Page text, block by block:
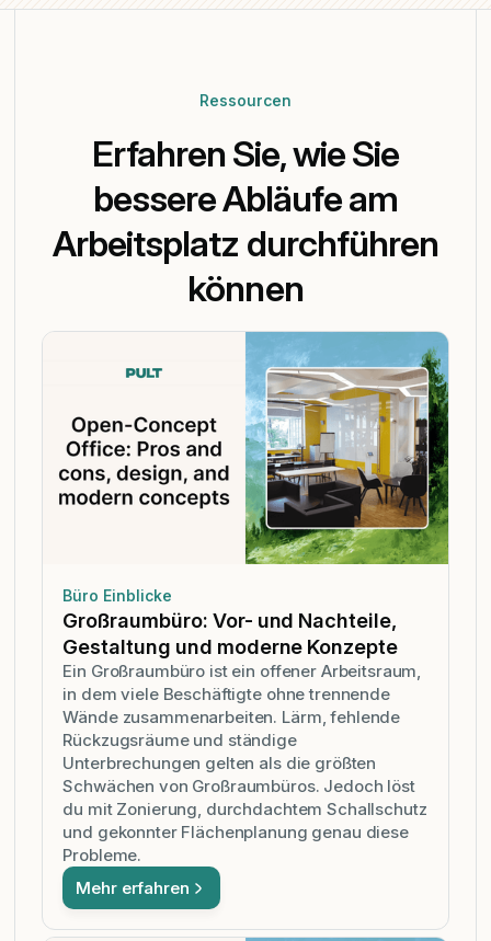
Ressourcen
Erfahren Sie, wie Sie
bessere Abläufe am
Arbeitsplatz durchführen
können
Büro Einblicke
Großraumbüro: Vor- und Nachteile,
Gestaltung und moderne Konzepte
Ein Großraumbüro ist ein offener Arbeitsraum,
in dem viele Beschäftigte ohne trennende
Wände zusammenarbeiten. Lärm, fehlende
Rückzugsräume und ständige
Unterbrechungen gelten als die größten
Schwächen von Großraumbüros. Jedoch löst
du mit Zonierung, durchdachtem Schallschutz
und gekonnter Flächenplanung genau diese
Probleme.
Mehr erfahren